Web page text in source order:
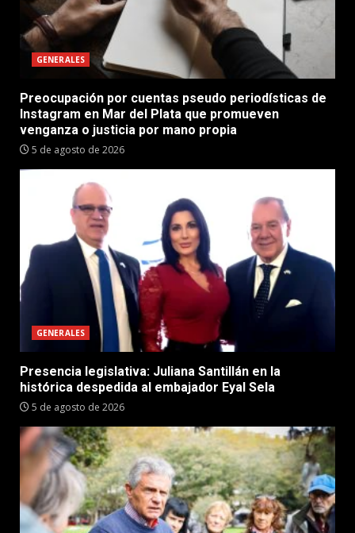
GENERALES
Preocupación por cuentas pseudo periodísticas de
Instagram en Mar del Plata que promueven
venganza o justicia por mano propia
5 de agosto de 2026
GENERALES
Presencia legislativa: Juliana Santillán en la
histórica despedida al embajador Eyal Sela
5 de agosto de 2026